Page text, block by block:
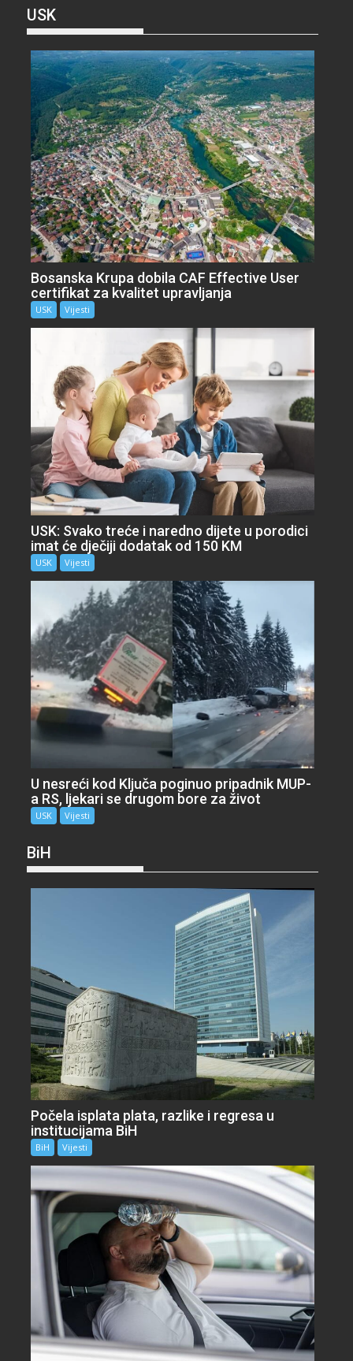
USK
Bosanska Krupa dobila CAF Effective User
certifikat za kvalitet upravljanja
USK Vijesti
USK: Svako treće i naredno dijete u porodici
imat će dječiji dodatak od 150 KM
USK Vijesti
U nesreći kod Ključa poginuo pripadnik MUP-
a RS, ljekari se drugom bore za život
USK Vijesti
BiH
Počela isplata plata, razlike i regresa u
institucijama BiH
BiH Vijesti